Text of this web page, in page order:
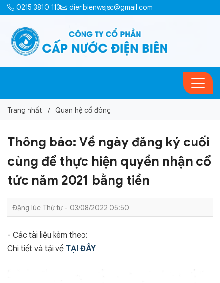
0215 3810 113 dienbienwsjsc@gmail.com
Trang nhất Quan hệ cổ đông
Thông báo: Về ngày đăng ký cuối
cùng để thực hiện quyền nhận cổ
tức năm 2021 bằng tiền
Đăng lúc Thứ tư - 03/08/2022 05:50
- Các tài liệu kèm theo:
Chi tiết và tải về TẠI ĐÂY